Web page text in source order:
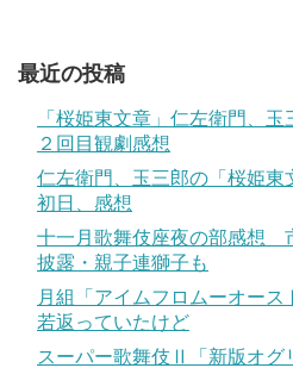
最近の投稿
「桜姫東文章」仁左衛門、玉
２回目観劇感想
仁左衛門、玉三郎の「桜姫
初日、感想
十一月歌舞伎座夜の部感想
披露・親子連獅子も
月組「アイムフロムーオー
若返っていたけど
スーパー歌舞伎Ⅱ「新版オ